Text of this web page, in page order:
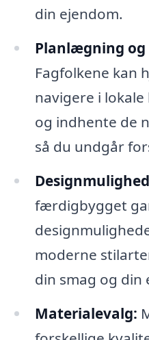
din ejendom.
Planlægning og
Fagfolkene kan
navigere i
og indhente de
så du undgår
færdigbygget
moderne
din smag og din
Materialevalg: